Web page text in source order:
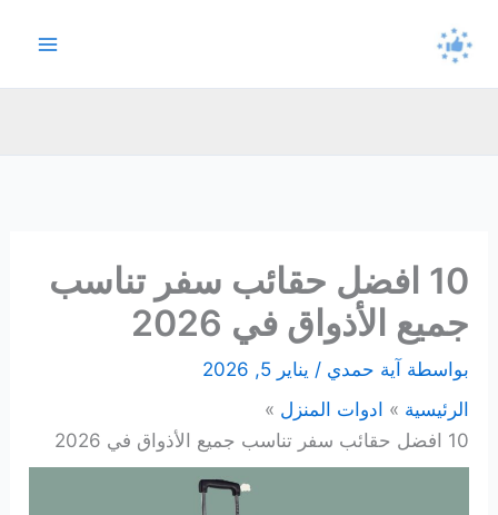
10 افضل حقائب سفر تناسب
جميع الأذواق في 2026
بواسطة آية حمدي/ يناير 5, 2026
الرئيسية
ادوات المنزل
10 افضل حقائب سفر تناسب جميع الأذواق في 2026